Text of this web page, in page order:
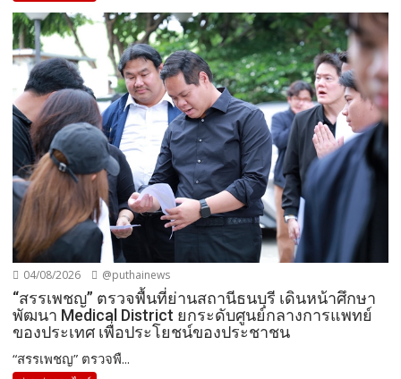
04/08/2026 @puthainews
“สรรเพชญ” ตรวจพื้นที่ย่านสถานีธนบุรี เดินหน้าศึกษา
พัฒนา Medical District ยกระดับศูนย์กลางการแพทย์
ของประเทศ เพื่อประโยชน์ของประชาชน
“สรรเพชญ” ตรวจพื...